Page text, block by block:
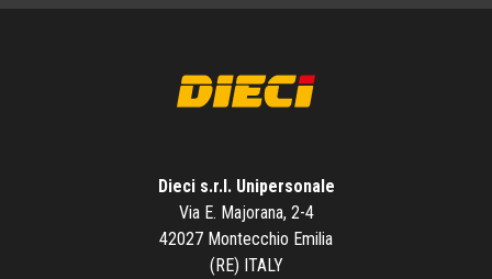
Dieci s.r.l. Unipersonale
Via E. Majorana, 2-4
42027 Montecchio Emilia
(RE) ITALY